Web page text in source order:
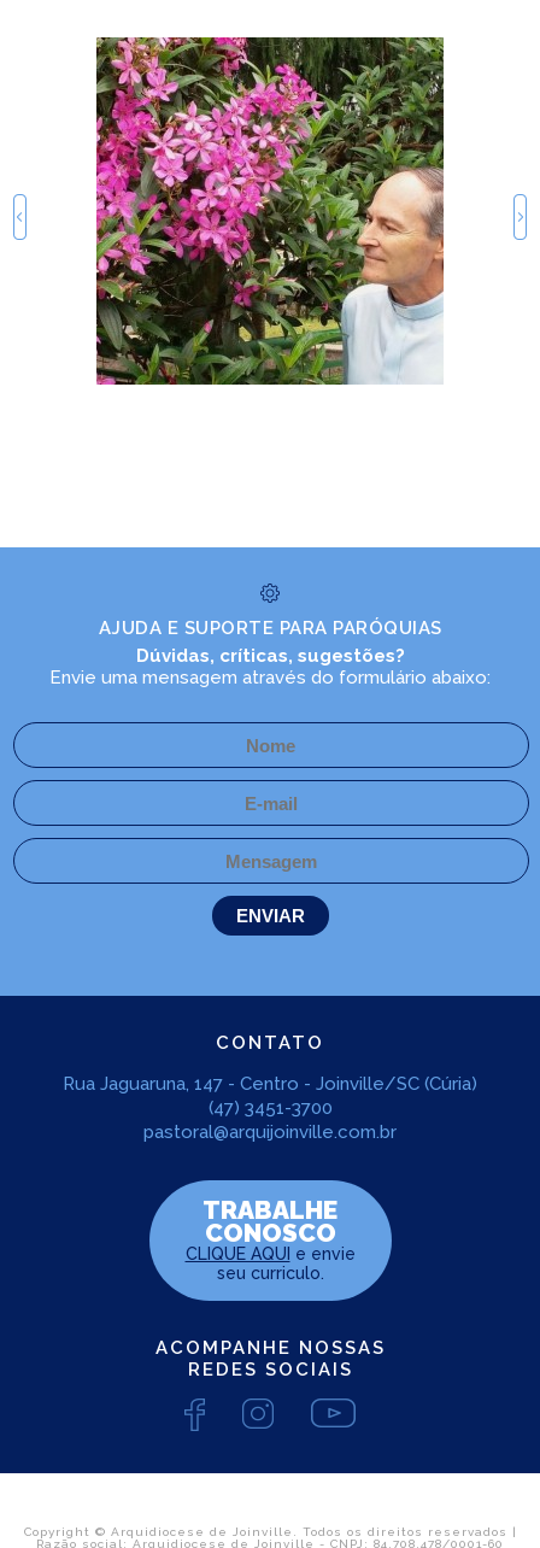
AJUDA E SUPORTE PARA PARÓQUIAS
Dúvidas, críticas, sugestões?
Envie uma mensagem através do formulário abaixo:
CONTATO
Rua Jaguaruna, 147 - Centro - Joinville/SC (Cúria)
(47) 3451-3700
pastoral@arquijoinville.com.br
TRABALHE
CONOSCO
CLIQUE AQUI e envie
seu curriculo.
ACOMPANHE NOSSAS
REDES SOCIAIS
Copyright © Arquidiocese de Joinville. Todos os direitos reservados |
Razão social: Arquidiocese de Joinville - CNPJ: 84.708.478/0001-60